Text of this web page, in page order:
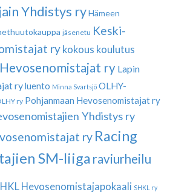
Yhdistys ryHämeen
jäsenetu Keski-
ry kokous koulutus
ry Lapin
ryluento Minna Svartsjö OLHY-
ry Pohjanmaan Hevosenomistajat ry
Yhdistys ry
ry Racing
SM-liiga raviurheilu
Hevosenomistajapokaali SHKL ry